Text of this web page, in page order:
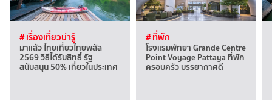
# เรื่องเที่ยวน่ารู้
มาแล้ว ไทยเที่ยวไทยพลัส
2569 วิธีได้รับสิทธิ์ รัฐ
สนับสนุน 50% เที่ยวในประเทศ
# ที่พัก
โรงแรมพัทยา Grande Centre
Point Voyage Pattaya ที่พัก
ครอบครัว บรรยากาศดี